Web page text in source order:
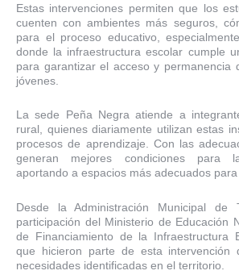
Estas intervenciones permiten que los
cuenten con ambientes más seguros,
para el proceso educativo,
donde la infraestructura escolar cumple
para garantizar el acceso y permanencia
jóvenes.
La sede Peña Negra atiende a
rural, quienes diariamente utilizan estas
procesos de aprendizaje. Con las
generan mejores condiciones para
aportando a espacios más adecuados para
Desde la Administración Municipal de
participación del Ministerio de Educación
de Financiamiento de la Infraestructura
que hicieron parte de esta intervención
necesidades identificadas en el territorio.